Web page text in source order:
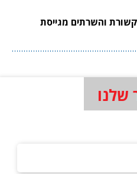
והשרתים מגייסת
שלנו